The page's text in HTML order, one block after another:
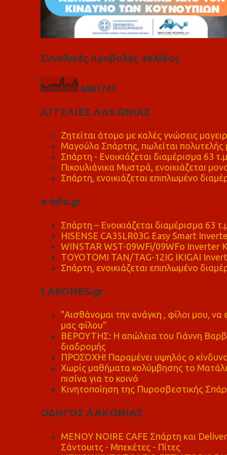
Συνολικές προβολές σελίδας
6861743
ΑΓΓΕΛΙΕΣ ΛΑΚΩΝΙΑΣ
Ζητείται άτομο με καλές γνώσεις
Μαγούλα Σπάρτης, πωλείται πολυτελής
Σπάρτη - Ενοικιάζεται διαμέρισμα 63 τ.μ
Πικουλιάνικα Μυστρά, ενοικιάζεται
Σπάρτη, ενοικιάζεται επιπλωμένο
e-info.gr
Σπάρτη – Ενοικιάζεται διαμέρισμα 63
HISENSE CA35LR03G Easy Smart
WINSTAR WST-09WFi/09WFo Inverter
TOYOTOMI TAN/TAG-12IG IKIGAI
Σπάρτη, ενοικιάζεται επιπλωμένο
LAKONES.gr
"Αισθάνομαι την ανάγκη , φίλοι μου,
μας φίλου"
ΒΕΡΟΥΤΗΣ: Η απώλεια του Γιάννη
διαδρομής
ΠΡΟΣΟΧΗ! Παραμένει υψηλός ο
Χωρίς μαθήματα κολύμβησης το
πισίνα για το κοινό
Κινητοποίηση της Πυροσβεστικής
ΟΔΗΓΟΣ ΛΑΚΩΝΙΑΣ
MENOY NOIRE CAFE Σπάρτη και
Σάντουιτς - Μπεκέτες - Πίτες